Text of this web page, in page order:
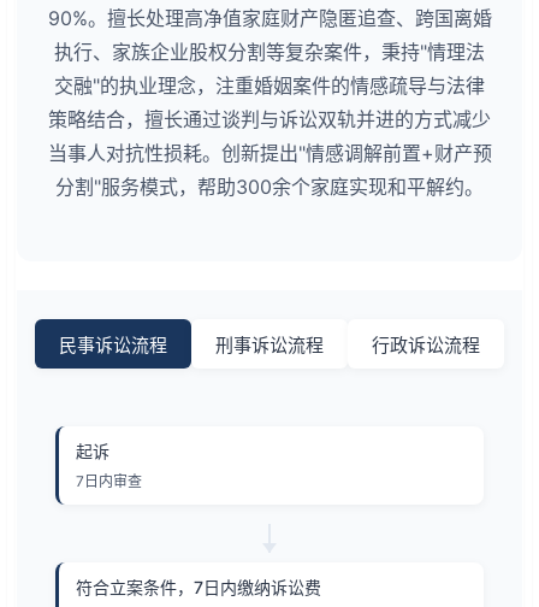
90%。擅长处理高净值家庭财产隐匿追查、跨国离婚
执行、家族企业股权分割等复杂案件，秉持"情理法
交融"的执业理念，注重婚姻案件的情感疏导与法律
策略结合，擅长通过谈判与诉讼双轨并进的方式减少
当事人对抗性损耗。创新提出"情感调解前置+财产预
分割"服务模式，帮助300余个家庭实现和平解约。
民事诉讼流程 刑事诉讼流程 行政诉讼流程
起诉
7日内审查
符合立案条件，7日内缴纳诉讼费